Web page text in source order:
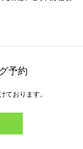
予約
ております。